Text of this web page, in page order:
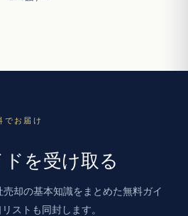
お届け
を受け取る
却の基本知識をまとめた無料ガイ
ストも同封します。